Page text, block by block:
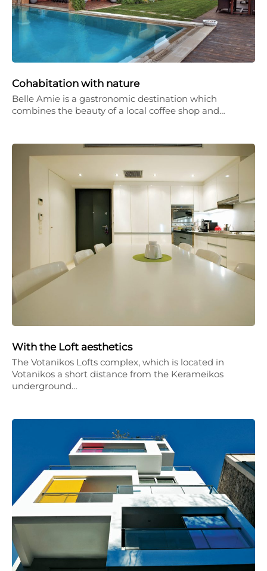
Cohabitation with nature
Belle Amie is a gastronomic destination which
combines the beauty of a local coffee shop and…
With the Loft aesthetics
The Votanikos Lofts complex, which is located in
Votanikos a short distance from the Kerameikos
underground…